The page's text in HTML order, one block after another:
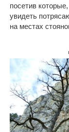
посетив
увидеть
на местах